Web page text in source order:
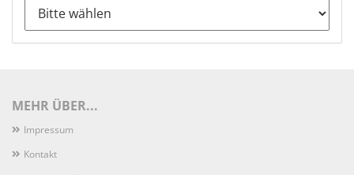
MEHR ÜBER...
Impressum
Kontakt